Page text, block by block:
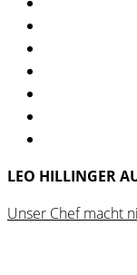
LEO HILLINGER
Unser Chef macht